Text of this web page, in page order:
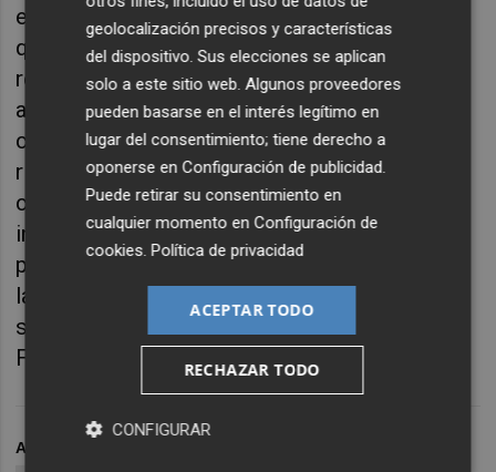
escapó de la pandemia por apenas 15 días" y
que ha hecho que sea el único foro de
referencia mundial que haya escapado este
año de la crisis sanitaria global a
consecuencia de la covid-19. Además del
riesgo que se cierne sobre Cevisama, que
cuenta con una amplia presencia
internacional, están los perjuicios que una
posible cancelación del salón supondría para
la economía valenciana, al ser el principal
salón sectorial que se celebra anualmente en
Feria Valencia.
ARCHIVADO EN
geolocalización precisos y características
del dispositivo. Sus elecciones se aplican
solo a este sitio web. Algunos proveedores
pueden basarse en el interés legítimo en
lugar del consentimiento; tiene derecho a
oponerse enConfiguración de publicidad
Puede retirar su consentimiento en
cualquier momento enConfiguración de
cookies .Política de privacidad
ACEPTAR TODO
RECHAZAR TODO
CONFIGURAR